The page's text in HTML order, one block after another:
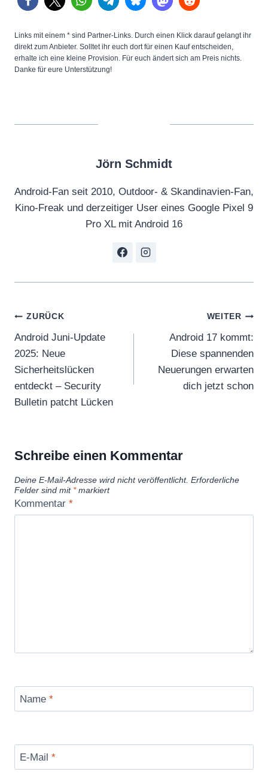
Links mit einem * sind Partner-Links. Durch einen Klick darauf gelangt ihr
direkt zum Anbieter. Solltet ihr euch dort für einen Kauf entscheiden,
erhalte ich eine kleine Provision. Für euch ändert sich am Preis nichts.
Danke für eure Unterstützung!
Jörn Schmidt
Android-Fan seit 2010, Outdoor- & Skandinavien-Fan,
Kino-Freak und derzeitiger User eines Google Pixel 9
Pro XL mit Android 16
Beitragsnavigation
ZURÜCK
Android Juni-Update
2025: Neue
Sicherheitslücken
entdeckt – Security
Bulletin patcht Lücken
WEITER
Android 17 kommt:
Diese spannenden
Neuerungen erwarten
dich jetzt schon
Schreibe einen Kommentar
Deine E-Mail-Adresse wird nicht veröffentlicht. Erforderliche
Felder sind mit *markiert
Kommentar *
Name *
E-Mail *